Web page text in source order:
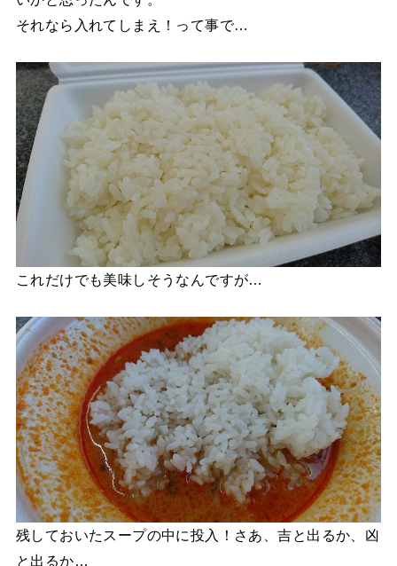
それなら入れてしまえ！って事で…
これだけでも美味しそうなんですが…
残しておいたスープの中に投入！さあ、吉と出るか、凶
と出るか…